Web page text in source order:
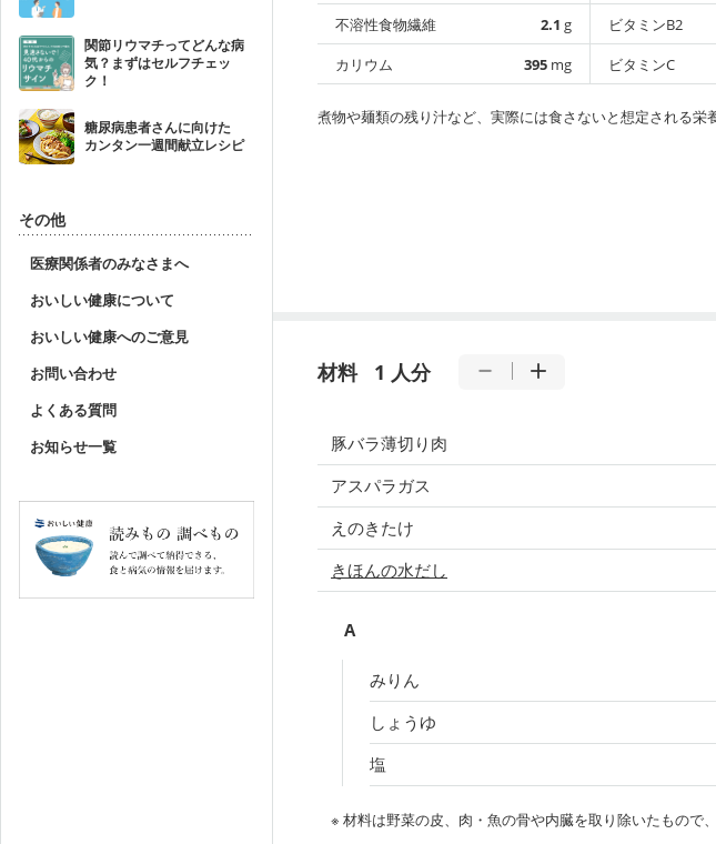
関節リウマチってどんな病
気？まずはセルフチェッ
ク！
糖尿病患者さんに向けた
カンタン一週間献立レシピ
その他
医療関係者のみなさまへ
おいしい健康について
おいしい健康へのご意見
お問い合わせ
よくある質問
お知らせ一覧
不溶性食物繊維
2.1 g
カリウム
395 mg
ビタミンB2
ビタミンC
煮物や麺類の残り汁など、実際には食さないと想定される栄
材料 1 人分
豚バラ薄切り肉
アスパラガス
えのきたけ
きほんの水だし
A
みりん
しょうゆ
塩
※ 材料は野菜の皮、肉・魚の骨や内臓を取り除いたもので